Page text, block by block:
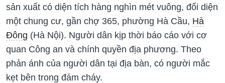
sản xuất có diện tích hàng nghìn mét vuông, đối diện
một chung cư, gần chợ 365, phường Hà Cầu, Hà
Đông (Hà Nội). Người dân kịp thời báo cáo với cơ
quan Công an và chính quyền địa phương. Theo
phản ánh của người dân tại địa bàn, có người mắc
kẹt bên trong đám cháy.